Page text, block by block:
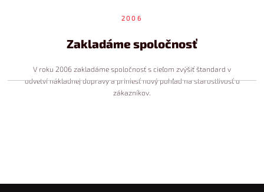
2006
Zakladáme spoločnosť
V roku 2006 zakladáme spoločnosť s cieľom zvýšiť štandard v
odvetví nákladnej dopravy a priniesť nový pohľad na starostlivosť o
zákazníkov.